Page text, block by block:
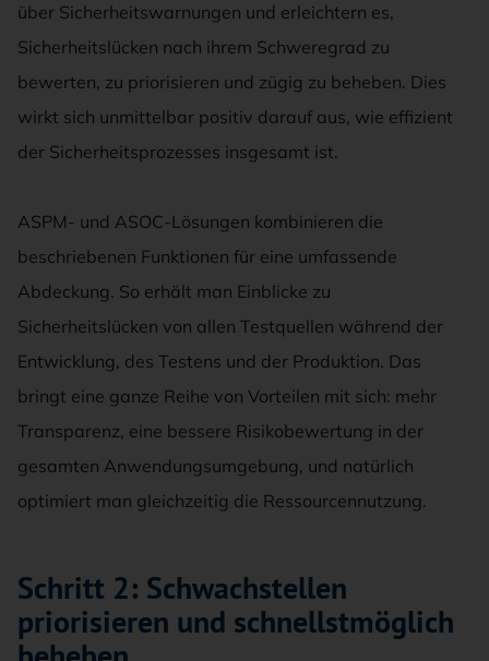
über Sicherheitswarnungen und erleichtern es,
Sicherheitslücken nach ihrem Schweregrad zu
bewerten, zu priorisieren und zügig zu beheben. Dies
wirkt sich unmittelbar positiv darauf aus, wie effizient
der Sicherheitsprozesses insgesamt ist.
ASPM- und ASOC-Lösungen kombinieren die
beschriebenen Funktionen für eine umfassende
Abdeckung. So erhält man Einblicke zu
Sicherheitslücken von allen Testquellen während der
Entwicklung, des Testens und der Produktion. Das
bringt eine ganze Reihe von Vorteilen mit sich: mehr
Transparenz, eine bessere Risikobewertung in der
gesamten Anwendungsumgebung, und natürlich
optimiert man gleichzeitig die Ressourcennutzung.
Schritt 2: Schwachstellen
priorisieren und schnellstmöglich